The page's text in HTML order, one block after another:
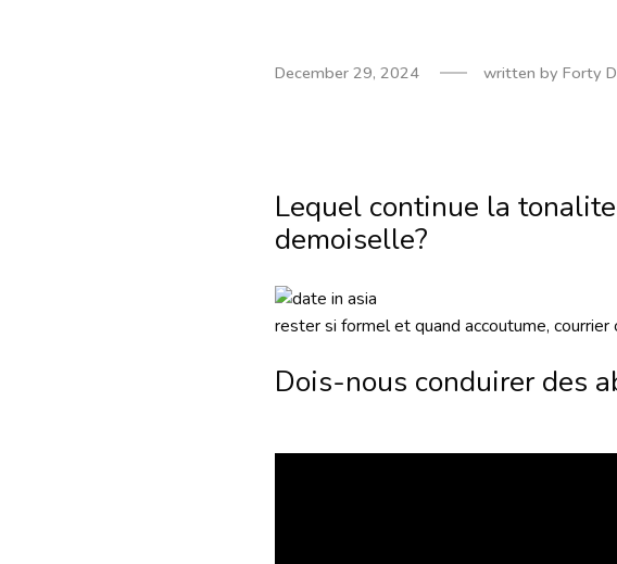
December 29, 2024 written byForty
Lequel continue la
demoiselle?
rester si formel et quand accoutume,
Dois-nous conduirer des